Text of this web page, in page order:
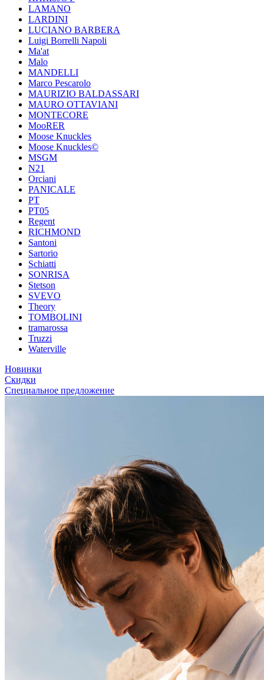
LAMANO
LARDINI
LUCIANO BARBERA
Luigi Borrelli Napoli
Ma'at
Malo
MANDELLI
Marco Pescarolo
MAURIZIO BALDASSARI
MAURO OTTAVIANI
MONTECORE
MooRER
Moose Knuckles
Moose Knuckles©️
MSGM
N21
Orciani
PANICALE
PT
PT05
Regent
RICHMOND
Santoni
Sartorio
Schiatti
SONRISA
Stetson
SVEVO
Theory
TOMBOLINI
tramarossa
Truzzi
Waterville
Новинки
Скидки
Специальное предложение